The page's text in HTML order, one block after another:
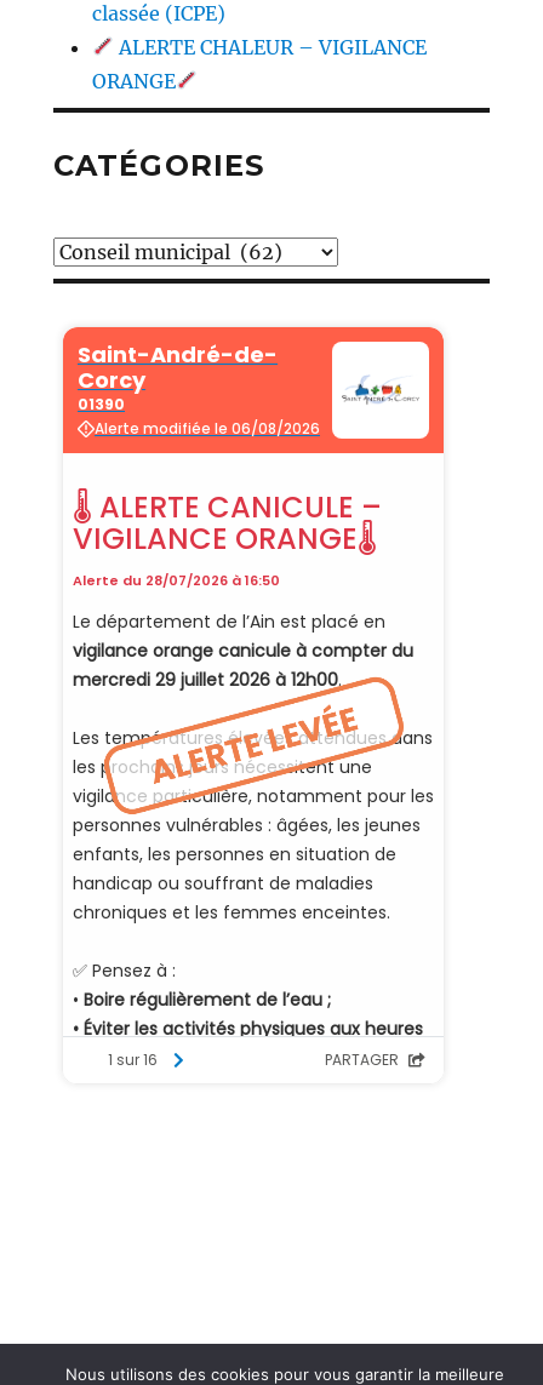
classée (ICPE)
ALERTE CHALEUR – VIGILANCE
ORANGE
CATÉGORIES
Catégories
Nous utilisons des cookies pour vous garantir la meilleure